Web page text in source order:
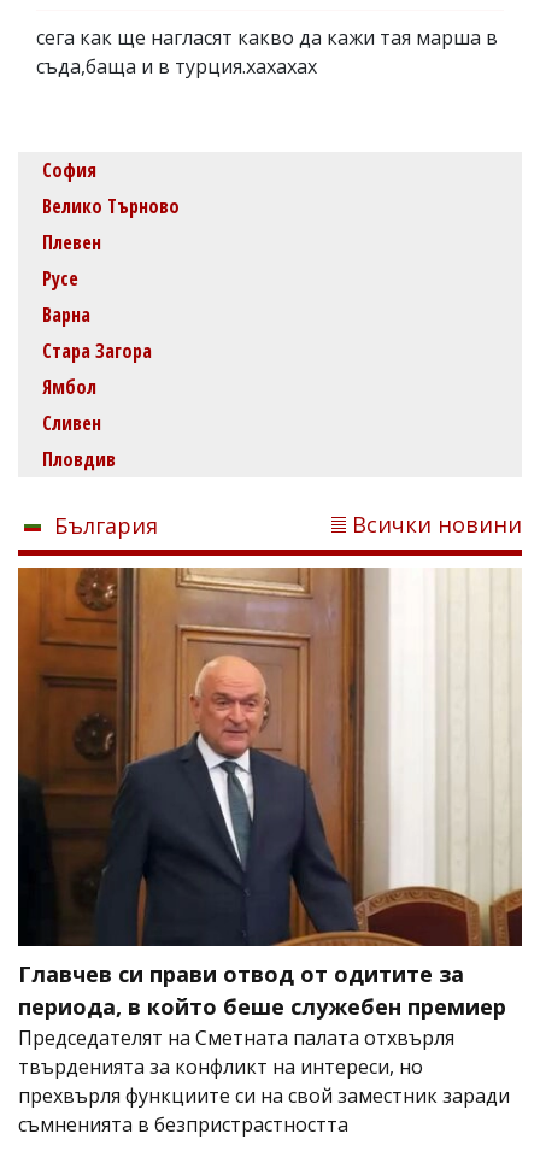
сега как ще нагласят какво да кажи тая марша в
съда,баща и в турция.хахахах
София
Велико Търново
Плевен
Русе
Варна
Стара Загора
Ямбол
Сливен
Пловдив
България Всички новини
Главчев си прави отвод от одитите за
периода, в който беше служебен премиер
Председателят на Сметната палата отхвърля
твърденията за конфликт на интереси, но
прехвърля функциите си на свой заместник заради
съмненията в безпристрастността